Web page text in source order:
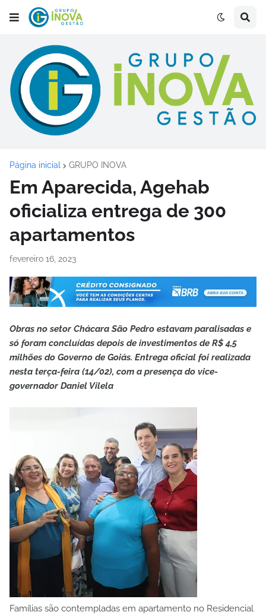
Página inicial GRUPO INOVA
Em Aparecida, Agehab
oficializa entrega de 300
apartamentos
fevereiro 16, 2023
Obras no setor Chácara São Pedro estavam paralisadas e
só foram concluídas depois de investimentos de R$ 4,5
milhões do Governo de Goiás. Entrega oficial foi realizada
nesta terça-feira (14/02), com a presença do vice-
governador Daniel Vilela
Famílias são contempladas em apartamento no Residencial